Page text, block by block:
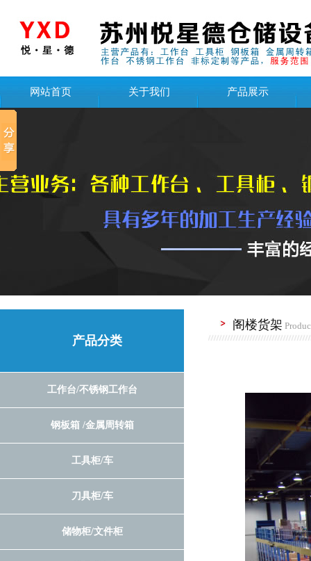
网站首页 关于我们 产品展示
产品分类
工作台/不锈钢工作台
钢板箱 /金属周转箱
工具柜/车
刀具柜/车
储物柜/文件柜
阁楼货架